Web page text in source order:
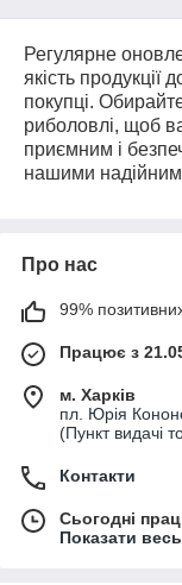
Регулярне
якість
покупці.
риболовлі, щоб
приємним і
нашими
Про нас
99% позитивних
Працює з
м. Харків
пл. Юрія
(Пункт видачі
Контакти
Сьогодні
Показати